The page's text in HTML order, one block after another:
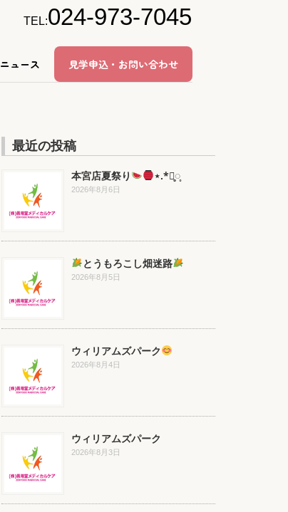
ニュース 見学申込・お問い合わせ
TEL:024-973-7045
最近の投稿
本宮店夏祭り ⋆.*⃝̥◌̥
2026年8月6日
とうもろこし畑迷路
2026年8月5日
ウィリアムズパーク
2026年8月4日
ウィリアムズパーク
2026年8月3日